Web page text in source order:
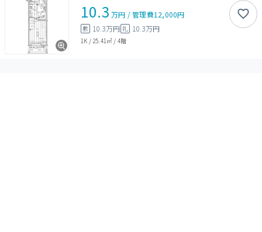
10.3 万円 /管理費12,000円
敷 10.3万円 礼 10.3万円
1K / 25.41㎡ / 4階